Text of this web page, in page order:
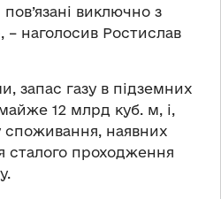
виключно з
наголосив Ростислав
запас газу в підземних
12 млрд куб. м, і,
споживання, наявних
сталого проходження